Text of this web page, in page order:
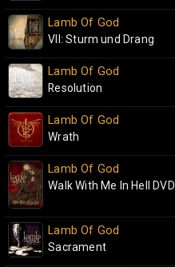
Lamb Of God
VII: Sturm und Drang
Lamb Of God
Resolution
Lamb Of God
Wrath
Lamb Of God
Walk With Me In Hell DVD
Lamb Of God
Sacrament